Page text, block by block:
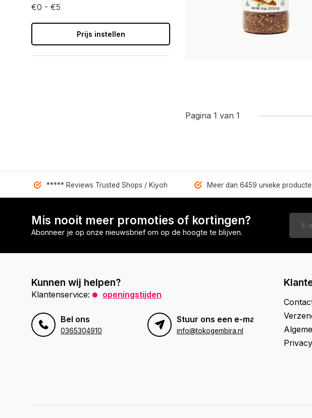
€0 - €5
Prijs instellen
Pagina 1 van 1
***** Reviews Trusted Shops / Kiyoh Meer dan 6459 unieke
Mis nooit meer promoties of kortingen?
Abonneer je op onze nieuwsbrief om op de hoogte te blijven.
Kunnen wij helpen?
Klantenservice: openingstijden
Bel ons
0365304910
Stuur ons een e-mail
info@tokogembira.nl